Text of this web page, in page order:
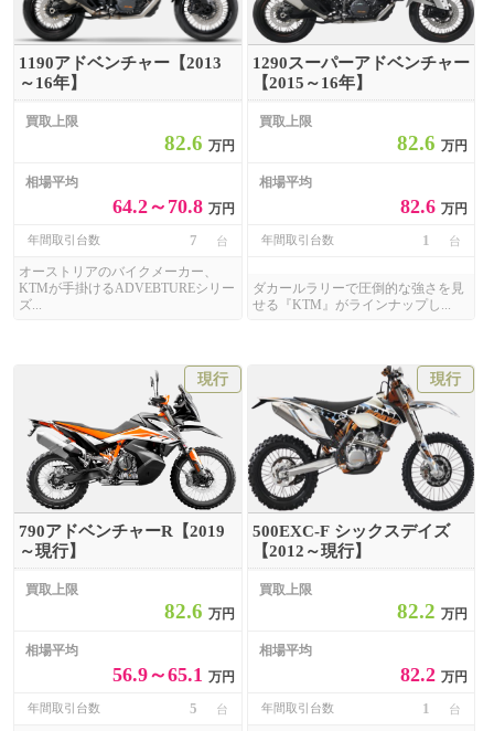
1190アドベンチャー【2013
～16年】
買取上限
82.6 万円
相場平均
64.2～70.8 万円
年間取引台数 7 台
オーストリアのバイクメーカー、
KTMが手掛けるADVEBTUREシリー
ズ...
1290スーパーアドベンチャー
【2015～16年】
買取上限
82.6万円
相場平均
82.6万円
年間取引台数 1 台
ダカールラリーで圧倒的な強さを見
せる『KTM』がラインナップし...
現行
790アドベンチャーR【2019
～現行】
買取上限
82.6 万円
相場平均
56.9～65.1 万円
年間取引台数 5 台
現行
500EXC-F シックスデイズ
【2012～現行】
買取上限
82.2万円
相場平均
82.2万円
年間取引台数 1 台